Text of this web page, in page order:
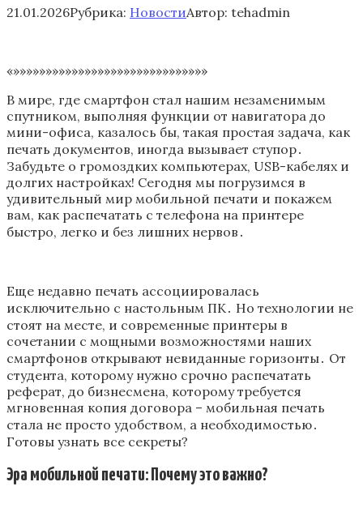
21.01.2026Рубрика: НовостиАвтор: tehadmin
«»»»»»»»»»»»»»»»»»»»»»»»»»»»»»»
В мире, где смартфон стал нашим незаменимым
спутником, выполняя функции от навигатора до
мини-офиса, казалось бы, такая простая задача, как
печать документов, иногда вызывает ступор․
Забудьте о громоздких компьютерах, USB-кабелях и
долгих настройках! Сегодня мы погрузимся в
удивительный мир мобильной печати и покажем
вам, как распечатать с телефона на принтере
быстро, легко и без лишних нервов․
Еще недавно печать ассоциировалась
исключительно с настольным ПК․ Но технологии не
стоят на месте, и современные принтеры в
сочетании с мощными возможностями наших
смартфонов открывают невиданные горизонты․ От
студента, которому нужно срочно распечатать
реферат, до бизнесмена, которому требуется
мгновенная копия договора – мобильная печать
стала не просто удобством, а необходимостью․
Готовы узнать все секреты?
Эра мобильной печати: Почему это важно?